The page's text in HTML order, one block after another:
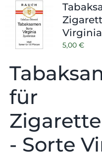
Virginia
5,00 €
für
- Sorte